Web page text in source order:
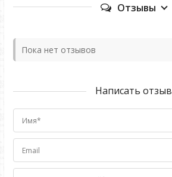
Отзывы
Пока нет отзывов
Написать отзыв
Имя*
Email